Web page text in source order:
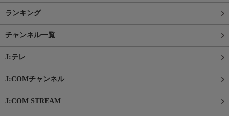
ランキング
チャンネル一覧
J:テレ
J:COMチャンネル
J:COM STREAM